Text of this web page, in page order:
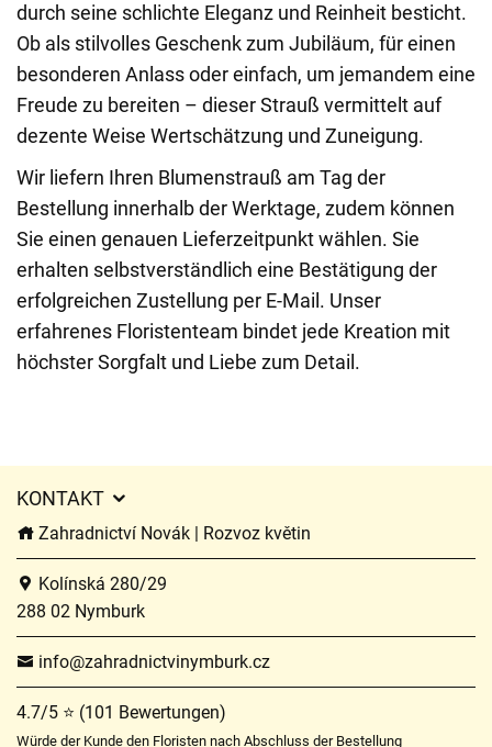
durch seine schlichte Eleganz und Reinheit besticht.
Ob als stilvolles Geschenk zum Jubiläum, für einen
besonderen Anlass oder einfach, um jemandem eine
Freude zu bereiten – dieser Strauß vermittelt auf
dezente Weise Wertschätzung und Zuneigung.
Wir liefern Ihren Blumenstrauß am Tag der
Bestellung innerhalb der Werktage, zudem können
Sie einen genauen Lieferzeitpunkt wählen. Sie
erhalten selbstverständlich eine Bestätigung der
erfolgreichen Zustellung per E-Mail. Unser
erfahrenes Floristenteam bindet jede Kreation mit
höchster Sorgfalt und Liebe zum Detail.
KONTAKT
Zahradnictví Novák | Rozvoz květin
Kolínská 280/29
288 02 Nymburk
info@zahradnictvinymburk.cz
4.7/5 ⭐ (101 Bewertungen)
Würde der Kunde den Floristen nach Abschluss der Bestellung